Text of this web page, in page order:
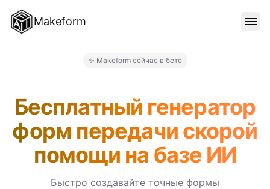
Makeform
БЛОГ
✨ Makeform сейчас в бете
Бесплатный генератор
форм передачи скорой
помощи на базе ИИ
Быстро создавайте точные формы